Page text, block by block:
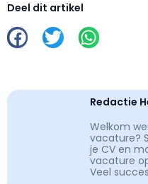
Deel dit artikel
Redactie
Welkom
vacature?
je CV en
vacature
Veel